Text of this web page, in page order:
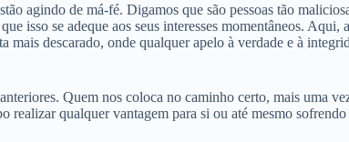
agindo de má-fé. Digamos que são pessoas tão
isso se adeque aos seus interesses momentâneos.
descarado, onde qualquer apelo à verdade e à
Quem nos coloca no caminho certo, mais uma
realizar qualquer vantagem para si ou até mesmo